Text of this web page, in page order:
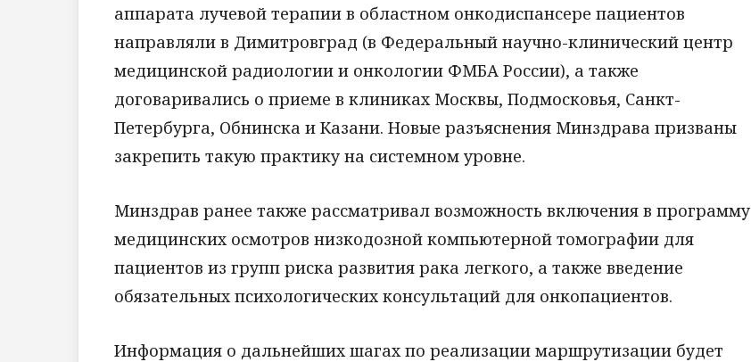
аппарата лучевой терапии в областном онкодиспансере пациентов
направляли в Димитровград (в Федеральный научно-клинический центр
медицинской радиологии и онкологии ФМБА России), а также
договаривались о приеме в клиниках Москвы, Подмосковья, Санкт-
Петербурга, Обнинска и Казани. Новые разъяснения Минздрава призваны
закрепить такую практику на системном уровне.
Минздрав ранее также рассматривал возможность включения в программу
медицинских осмотров низкодозной компьютерной томографии для
пациентов из групп риска развития рака легкого, а также введение
обязательных психологических консультаций для онкопациентов.
Информация о дальнейших шагах по реализации маршрутизации будет